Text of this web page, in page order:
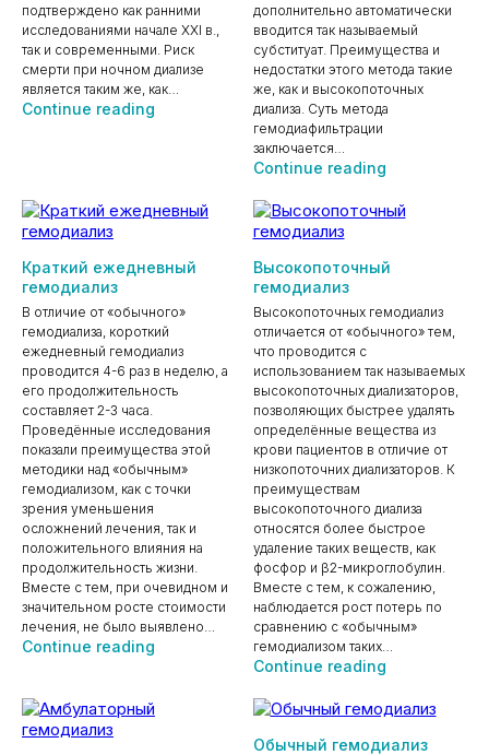
подтверждено как ранними
исследованиями начале XXI в.,
так и современными. Риск
смерти при ночном диализе
является таким же, как…
Continue reading
дополнительно автоматически
вводится так называемый
субституат. Преимущества и
недостатки этого метода такие
же, как и высокопоточных
диализа. Суть метода
гемодиафильтрации
заключается…
Continue reading
Краткий ежедневный
гемодиализ
В отличие от «обычного»
гемодиализа, короткий
ежедневный гемодиализ
проводится 4-6 раз в неделю, а
его продолжительность
составляет 2-3 часа.
Проведённые исследования
показали преимущества этой
методики над «обычным»
гемодиализом, как с точки
зрения уменьшения
осложнений лечения, так и
положительного влияния на
продолжительность жизни.
Вместе с тем, при очевидном и
значительном росте стоимости
лечения, не было выявлено…
Continue reading
ежедневный
Высокопоточный
гемодиализ
Высокопоточных гемодиализ
отличается от «обычного» тем,
что проводится с
использованием так называемых
высокопоточных диализаторов,
позволяющих быстрее удалять
определённые вещества из
крови пациентов в отличие от
низкопоточних диализаторов. К
преимуществам
высокопоточного диализа
относятся более быстрое
удаление таких веществ, как
фосфор и β2-микроглобулин.
Вместе с тем, к сожалению,
наблюдается рост потерь по
сравнению с «обычным»
гемодиализом таких…
Continue reading
Обычный гемодиализ